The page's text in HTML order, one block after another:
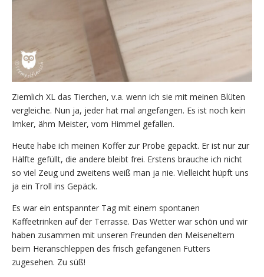
Ziemlich XL das Tierchen, v.a. wenn ich sie mit meinen Blüten
vergleiche. Nun ja, jeder hat mal angefangen. Es ist noch kein
Imker, ähm Meister, vom Himmel gefallen.
Heute habe ich meinen Koffer zur Probe gepackt. Er ist nur zur
Hälfte gefüllt, die andere bleibt frei. Erstens brauche ich nicht
so viel Zeug und zweitens weiß man ja nie. Vielleicht hüpft uns
ja ein Troll ins Gepäck.
Es war ein entspannter Tag mit einem spontanen
Kaffeetrinken auf der Terrasse. Das Wetter war schön und wir
haben zusammen mit unseren Freunden den Meiseneltern
beim Heranschleppen des frisch gefangenen Futters
zugesehen. Zu süß!